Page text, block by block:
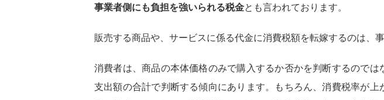
事業者側にも負担を強いられる税金とも言われております。
販売する商品や、サービスに係る代金に消費税額を転嫁するのは、事
消費者は、商品の本体価格のみで購入するか否かを判断するのでは
支出額の合計で判断する傾向にあります。もちろん、消費税率が上